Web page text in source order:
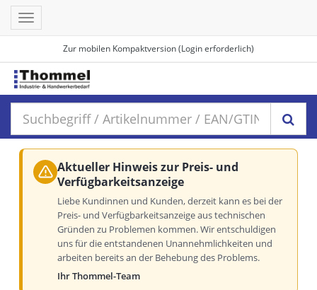
Zur mobilen Kompaktversion (Login erforderlich)
Toggle
navigation
Aktueller Hinweis zur Preis- und
Verfügbarkeitsanzeige
Liebe Kundinnen und Kunden, derzeit kann es bei der
Preis- und Verfügbarkeitsanzeige aus technischen
Gründen zu Problemen kommen. Wir entschuldigen
uns für die entstandenen Unannehmlichkeiten und
arbeiten bereits an der Behebung des Problems.
Ihr Thommel-Team